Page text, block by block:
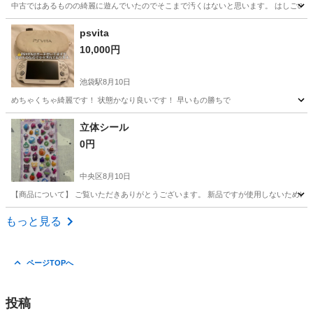
中古ではあるものの綺麗に遊んでいたのでそこまで汚くはないと思います。 はしご
東京 中野区
psvita
10,000円
池袋駅8月10日
めちゃくちゃ綺麗です！ 状態かなり良いです！ 早いもの勝ちで
東京 豊島区 池袋駅
立体シール
0円
中央区8月10日
【商品について】 ご覧いただきありがとうございます。 新品ですが使用しないため
東京 中央区
もっと見る
ページTOPへ
投稿